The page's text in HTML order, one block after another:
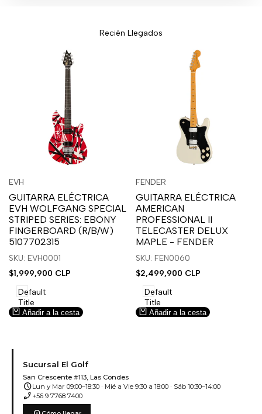
Recién Llegados
sesión
para
usar
la
lista
deseos.
para
usar
Compare
Proveedor:
EVH
GUITARRA ELÉCTRICA
EVH WOLFGANG SPECIAL
STRIPED SERIES: EBONY
FINGERBOARD (R/B/W)
5107702315
SKU: EVH0001
Precio
venta
$1,999,900 CLP
Default
Title
Añadir a la cesta
sesión
para
usar
la
lista
deseos.
sesión
para
usar
Compare
Vista
Proveedor:
FENDER
GUITARRA ELÉCTRICA
AMERICAN
PROFESSIONAL II
TELECASTER DELUX
MAPLE - FENDER
SKU: FEN0060
Precio
venta
$2,499,900 CLP
Default
Title
Añadir a la cesta
Sucursal El Golf
San Crescente #113, Las Condes
scheduleLun y Mar 09:00–18:30 · Mié a Vie 9:30 a 18:00 · Sáb 10:30–14:00
phone_enabled +56 9 7768 7400